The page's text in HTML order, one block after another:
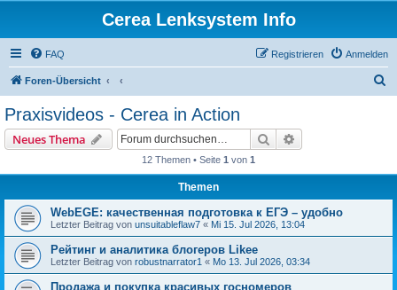
Cerea Lenksystem Info
FAQ Anmelden
Registrieren
Foren-Übersicht
Praxisvideos - Cerea in Action
Neues Thema Suche
12 Themen • Seite 1 von 1
Themen
WebEGE: качественная подготовка к ЕГЭ – удобно
Letzter Beitrag von unsuitableflaw7 « Mi 15. Jul 2026, 13:04
Рейтинг и аналитика блогеров Likee
Letzter Beitrag von robustnarrator1 « Mo 13. Jul 2026, 03:34
Продажа и покупка красивых госномеров